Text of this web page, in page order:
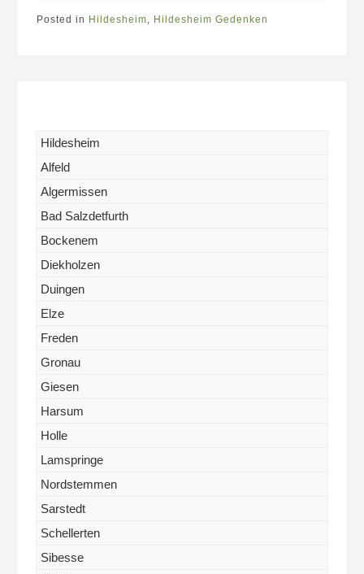
Posted in Hildesheim, Hildesheim Gedenken
Hildesheim
Alfeld
Algermissen
Bad Salzdetfurth
Bockenem
Diekholzen
Duingen
Elze
Freden
Gronau
Giesen
Harsum
Holle
Lamspringe
Nordstemmen
Sarstedt
Schellerten
Sibesse